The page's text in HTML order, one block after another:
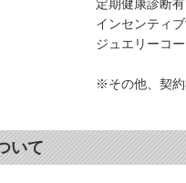
定期健康診断
インセンティ
ジュエリーコ
※その他、契
いて